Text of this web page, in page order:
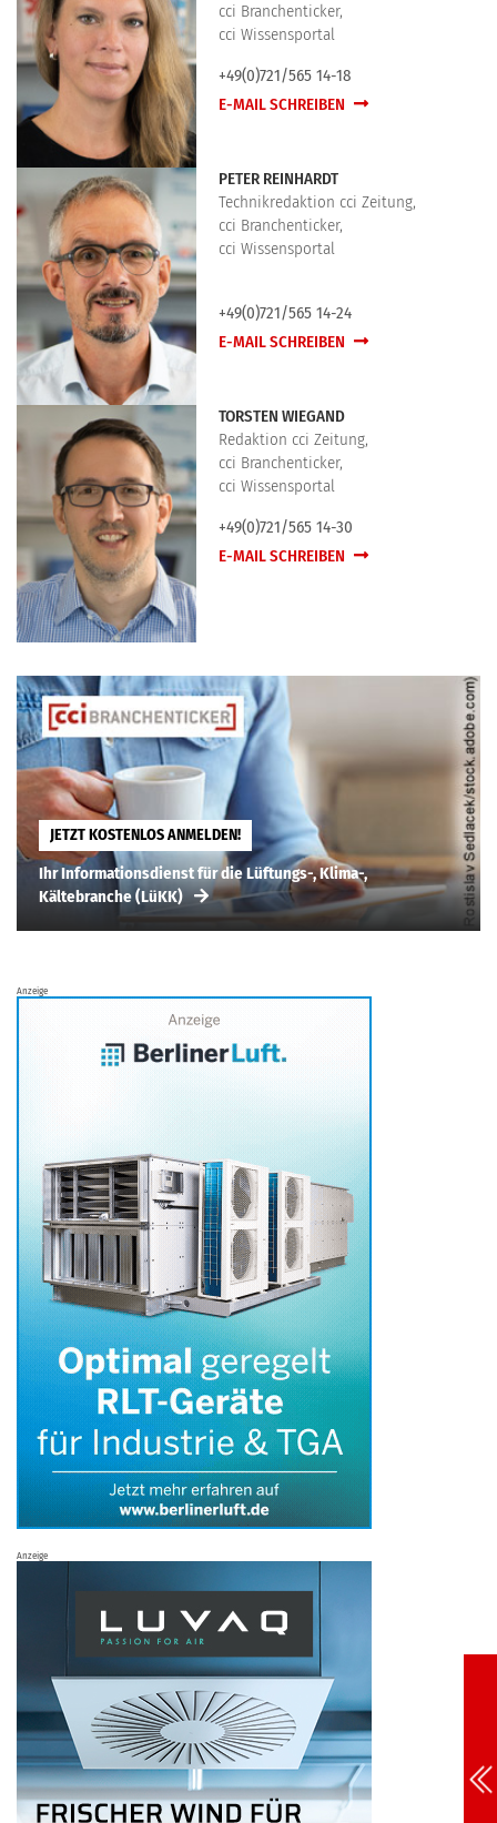
cci Branchenticker,
cci Wissensportal
+49(0)721/565 14-18
E-MAIL SCHREIBEN
PETER REINHARDT
Technikredaktion cci Zeitung,
cci Branchenticker,
cci Wissensportal
+49(0)721/565 14-24
E-MAIL SCHREIBEN
TORSTEN WIEGAND
Redaktion cci Zeitung,
cci Branchenticker,
cci Wissensportal
+49(0)721/565 14-30
E-MAIL SCHREIBEN
JETZT KOSTENLOS ANMELDEN!
Ihr Informationsdienst für die Lüftungs-, Klima-,
Kältebranche (LüKK)
Anzeige
Anzeige